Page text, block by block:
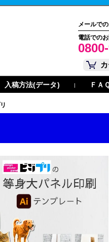
メールで
電話での
入稿方法(データ) | ＦＡ